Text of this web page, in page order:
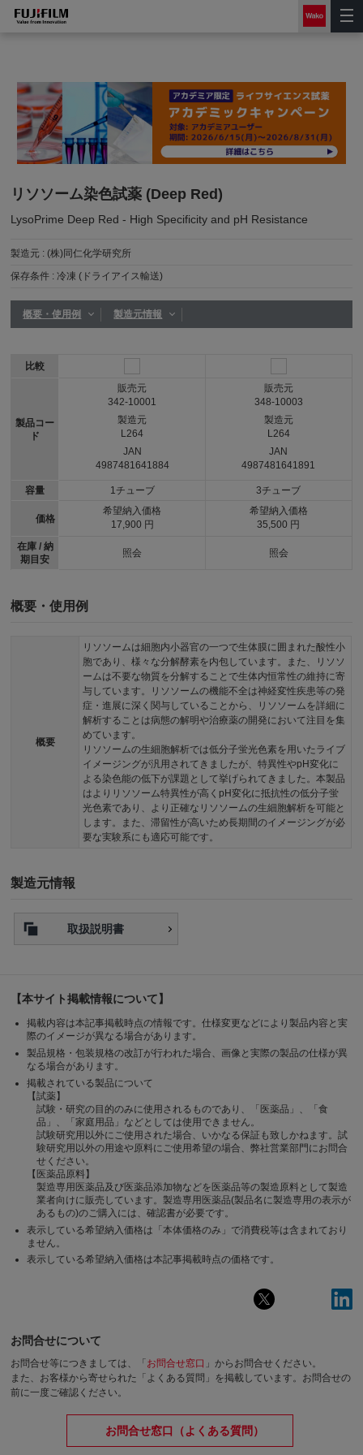
リソソーム染色試薬 (Deep Red)
LysoPrime Deep Red - High Specificity and pH Resistance
製造元 :(株)同仁化学研究所
保存条件 :冷凍 (ドライアイス輸送)
概要・使用例 製造元情報
比較
製品コー
ド
容量
価格
在庫 / 納
期目安
販売元
342-10001
製造元
L264
JAN
4987481641884
1チューブ
希望納入価格
17,900 円
照会
販売元
348-10003
製造元
L264
JAN
4987481641891
3チューブ
希望納入価格
35,500 円
照会
概要・使用例
概要
リソソームは細胞内小器官の一つで生体膜に囲まれた酸性小
胞であり、様々な分解酵素を内包しています。また、リソソ
ームは不要な物質を分解することで生体内恒常性の維持に寄
与しています。リソソームの機能不全は神経変性疾患等の発
症・進展に深く関与していることから、リソソームを詳細に
解析することは病態の解明や治療薬の開発において注目を集
めています。
リソソームの生細胞解析では低分子蛍光色素を用いたライブ
イメージングが汎用されてきましたが、特異性やpH変化に
よる染色能の低下が課題として挙げられてきました。本製品
はよりリソソーム特異性が高くpH変化に抵抗性の低分子蛍
光色素であり、より正確なリソソームの生細胞解析を可能と
します。また、滞留性が高いため長期間のイメージングが必
要な実験系にも適応可能です。
製造元情報
取扱説明書
【本サイト掲載情報について】
掲載内容は本記事掲載時点の情報です。仕様変更などにより製品内容と実
際のイメージが異なる場合があります。
製品規格・包装規格の改訂が行われた場合、画像と実際の製品の仕様が異
なる場合があります。
掲載されている製品について
【試薬】
試験・研究の目的のみに使用されるものであり、「医薬品」、「食
品」、「家庭用品」などとしては使用できません。
試験研究用以外にご使用された場合、いかなる保証も致しかねます。試
験研究用以外の用途や原料にご使用希望の場合、弊社営業部門にお問合
せください。
【医薬品原料】
製造専用医薬品及び医薬品添加物などを医薬品等の製造原料として製造
業者向けに販売しています。製造専用医薬品(製品名に製造専用の表示が
あるもの)のご購入には、確認書が必要です。
表示している希望納入価格は「本体価格のみ」で消費税等は含まれており
ません。
表示している希望納入価格は本記事掲載時点の価格です。
お問合せについて
お問合せ等につきましては、「 お問合せ窓口 」からお問合せください。
また、お客様から寄せられた「よくある質問」を掲載しています。お問合せの
前に一度ご確認ください。
お問合せ窓口（よくある質問）